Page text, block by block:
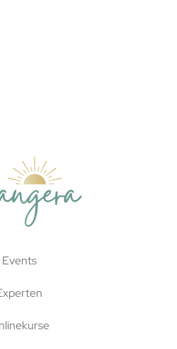
Events